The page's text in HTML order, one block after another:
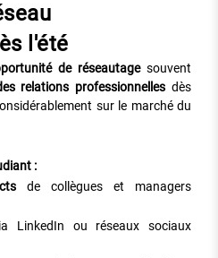
l'été
de réseautagesouvent
relations professionnelles dès
sur le marché du
:
de collègues et managers
LinkedIn ou réseaux sociaux